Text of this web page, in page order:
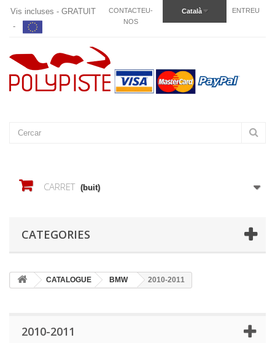
ENTREU
Català
CONTACTEU-
NOS
Vis incluses - GRATUIT
-
CARRET (buit)
CATEGORIES
CATALOGUE BMW 2010-2011
2010-2011